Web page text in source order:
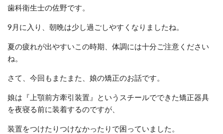
歯科衛生士の佐野です。
9月に入り、朝晩は少し過ごしやすくなりましたね。
夏の疲れが出やすいこの時期、体調には十分ご注意ください
ね。
さて、今回もまたまた、娘の矯正のお話です。
娘は『上顎前方牽引装置』というスチールでできた矯正器具
を夜寝る前に装着するのですが、
装置をつけたりつけなかったりで困っていました。